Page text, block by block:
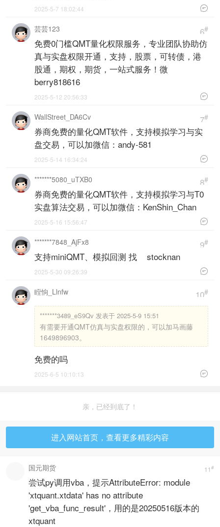

2025-5-7 18:02:44
6#
芸芸123
免费0门槛QMT量化权限服务，专业团队协助仿
真与实盘权限开通，支持，股票，可转债，港
股通，期权，期货，一站式服务！微
berry818616

2025-5-12 20:56:33
7#
WallStreet_DA6Cv
券商免费的量化QMT软件，支持模拟学习与实
盘交易，可以加微信：andy-581

2025-5-14 16:34:24
8#
*******5080_uTXB0
券商免费的量化QMT软件，支持模拟学习与T0
实盘算法交易，可以加微信：KenShin_Chan

2025-5-16 15:56:47
9#
*******7848_AjFx8
支持miniQMT、模拟回测 找 stocknan

2025-5-30 09:26:39
10#
眰恦_Llnfw
*******3489_eS9Qv 发表于 2025-5-9 15:51
有需要开通QMT仿真与实盘权限的，可以加马画藤
1649896903。
免费的吗

2025-6-5 10:10:13
亲，已经到底了！
进入网站首页，查看更多精彩内容
11 #
国元期货
尝试py调用vba，提示AttributeError: module
'xtquant.xtdata' has no attribute
'get_vba_func_result'，用的是20250516版本的
xtquant